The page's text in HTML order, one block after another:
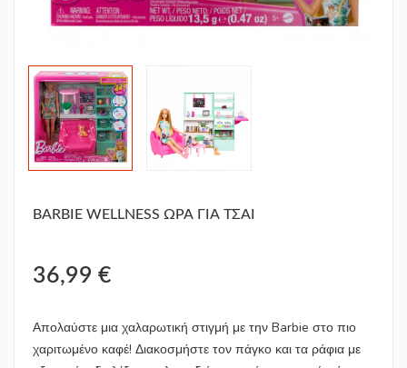
BARBIE WELLNESS ΩΡΑ ΓΙΑ ΤΣΑΙ
36,99 €
Απολαύστε μια χαλαρωτική στιγμή με την Barbie στο πιο
χαριτωμένο καφέ! Διακοσμήστε τον πάγκο και τα ράφια με